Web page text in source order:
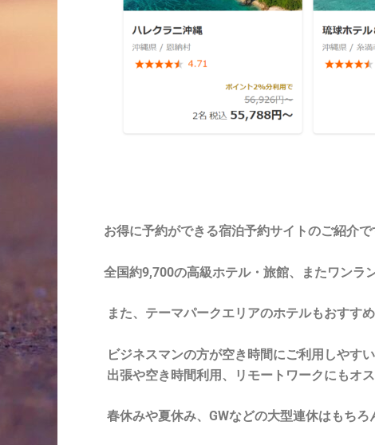
お得に予約ができる宿泊予約サイトのご紹介で
全国約9,700の高級ホテル・旅館、またワンラ
また、テーマパークエリアのホテルもおすすめ
ビジネスマンの方が空き時間にご利用しやす
出張や空き時間利用、リモートワークにもオ
春休みや夏休み、GWなどの大型連休はもちろ